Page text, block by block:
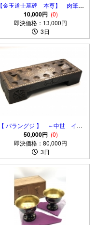
【金玉道士墓碑 本尊】 肉筆軸
装 松寿山東福寺 江戸文政年
間
10,000円 (0)
即決価格：13,000円
3日
【 パラングジ 】 ～中世 イン
ド文化財 pallanguzhi マンカ
ラゲーム
50,000円 (0)
即決価格：80,000円
3日